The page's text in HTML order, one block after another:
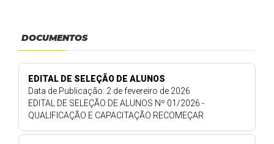
DOCUMENTOS
EDITAL DE SELEÇÃO DE ALUNOS
Data de Publicação: 2 de fevereiro de 2026
EDITAL DE SELEÇÃO DE ALUNOS Nº 01/2026 -
QUALIFICAÇÃO E CAPACITAÇÃO RECOMEÇAR